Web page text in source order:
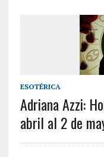
ESOTÉRICA
Adriana Azzi:
abril al 2 de